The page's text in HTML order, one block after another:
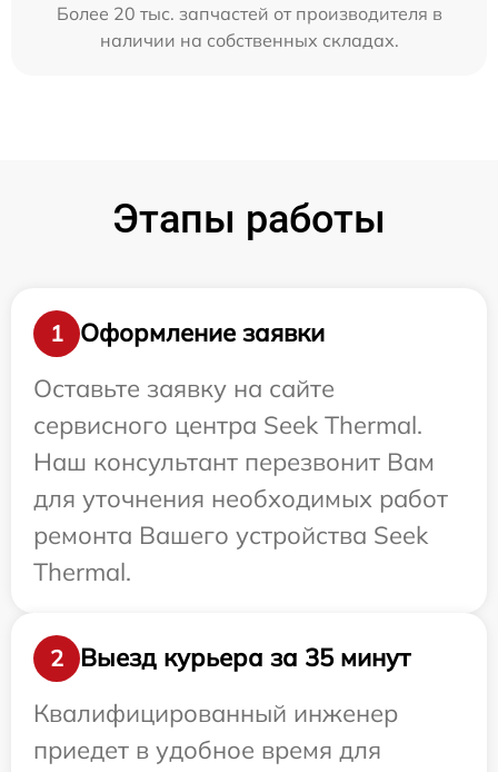
Более 20 тыс. запчастей от производителя в
наличии на собственных складах.
Этапы работы
1
Оформление заявки
Оставьте заявку на сайте
сервисного центра Seek Thermal.
Наш консультант перезвонит Вам
для уточнения необходимых работ
ремонта Вашего устройства Seek
Thermal.
2
Выезд курьера за 35 минут
Квалифицированный инженер
приедет в удобное время для